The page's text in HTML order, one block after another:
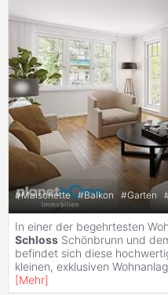
#Maisonette #Balkon #Garten
In einer der begehrtesten
Schloss Schönbrunn und
befindet sich diese
kleinen, exklusiven
[Mehr]